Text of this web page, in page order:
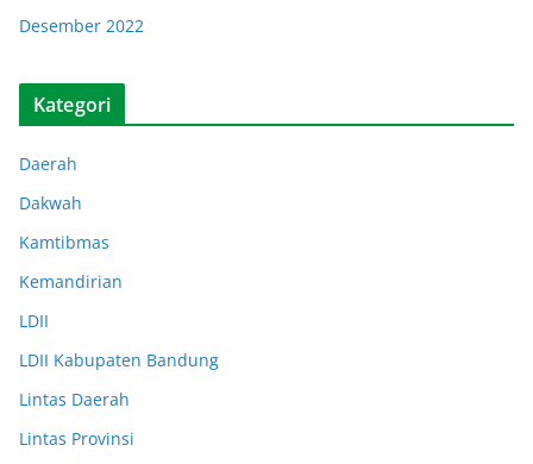
Desember 2022
Kategori
Daerah
Dakwah
Kamtibmas
Kemandirian
LDII
LDII Kabupaten Bandung
Lintas Daerah
Lintas Provinsi